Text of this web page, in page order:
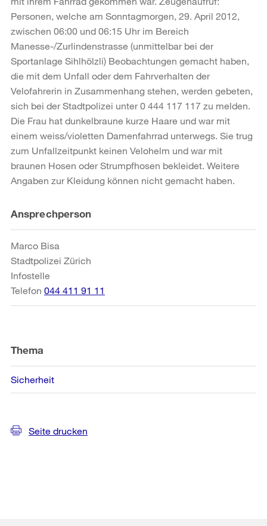
Personen, welche am Sonntagmorgen, 29. April 2012,
zwischen 06:00 und 06:15 Uhr im Bereich
Manesse-/Zurlindenstrasse (unmittelbar bei der
Sportanlage Sihlhölzli) Beobachtungen gemacht haben,
die mit dem Unfall oder dem Fahrverhalten der
Velofahrerin in Zusammenhang stehen, werden gebeten,
sich bei der Stadtpolizei unter 0 444 117 117 zu melden.
Die Frau hat dunkelbraune kurze Haare und war mit
einem weiss/violetten Damenfahrrad unterwegs. Sie trug
zum Unfallzeitpunkt keinen Velohelm und war mit
braunen Hosen oder Strumpfhosen bekleidet. Weitere
Angaben zur Kleidung können nicht gemacht haben.
Weitere
Informationen
Ansprechperson
Marco Bisa
Stadtpolizei Zürich
Infostelle
Telefon 044 411 91 11
Thema
Sicherheit
Seite drucken